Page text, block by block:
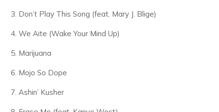
Don’t Play This Song (feat. Mary J. Blige)
We Aite (Wake Your Mind Up)
Marijuana
Mojo So Dope
Ashin’ Kusher